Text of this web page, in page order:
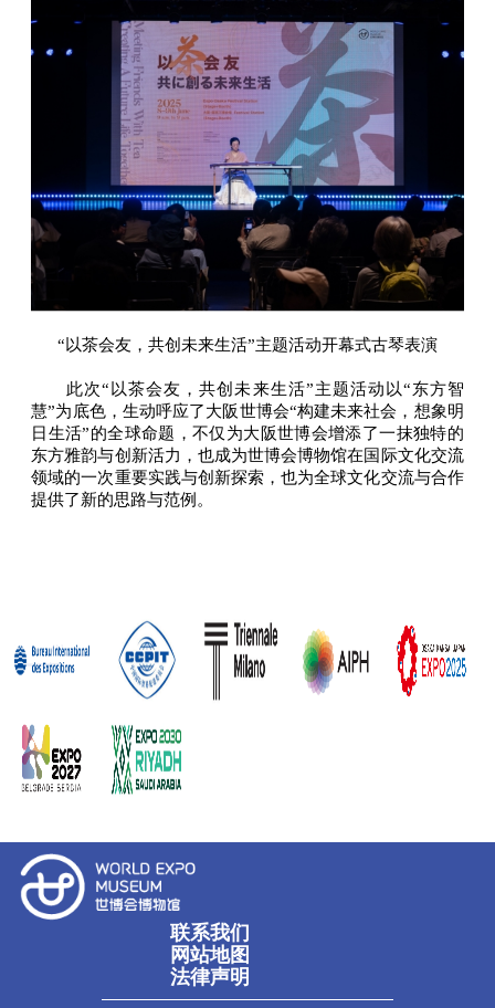
“以茶会友，共创未来生活”主题活动开幕式古琴表演
此次“以茶会友，共创未来生活”主题活动以“东方智
慧”为底色，生动呼应了大阪世博会“构建未来社会，想象明
日生活”的全球命题，不仅为大阪世博会增添了一抹独特的
东方雅韵与创新活力，也成为世博会博物馆在国际文化交流
领域的一次重要实践与创新探索，也为全球文化交流与合作
提供了新的思路与范例。
联系我们
网站地图
法律声明